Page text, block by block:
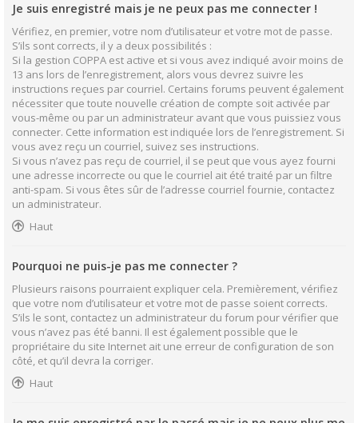
Je suis enregistré mais je ne peux pas me connecter !
Vérifiez, en premier, votre nom d’utilisateur et votre mot de passe.
S’ils sont corrects, il y a deux possibilités :
Si la gestion COPPA est active et si vous avez indiqué avoir moins de
13 ans lors de l’enregistrement, alors vous devrez suivre les
instructions reçues par courriel. Certains forums peuvent également
nécessiter que toute nouvelle création de compte soit activée par
vous-même ou par un administrateur avant que vous puissiez vous
connecter. Cette information est indiquée lors de l’enregistrement. Si
vous avez reçu un courriel, suivez ses instructions.
Si vous n’avez pas reçu de courriel, il se peut que vous ayez fourni
une adresse incorrecte ou que le courriel ait été traité par un filtre
anti-spam. Si vous êtes sûr de l’adresse courriel fournie, contactez
un administrateur.
Haut
Pourquoi ne puis-je pas me connecter ?
Plusieurs raisons pourraient expliquer cela. Premièrement, vérifiez
que votre nom d’utilisateur et votre mot de passe soient corrects.
S’ils le sont, contactez un administrateur du forum pour vérifier que
vous n’avez pas été banni. Il est également possible que le
propriétaire du site Internet ait une erreur de configuration de son
côté, et qu’il devra la corriger.
Haut